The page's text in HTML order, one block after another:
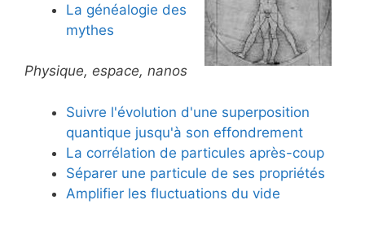
La généalogie des
mythes
Physique, espace, nanos
Suivre l'évolution d'une superposition
quantique jusqu'à son effondrement
La corrélation de particules après-coup
Séparer une particule de ses propriétés
Amplifier les fluctuations du vide